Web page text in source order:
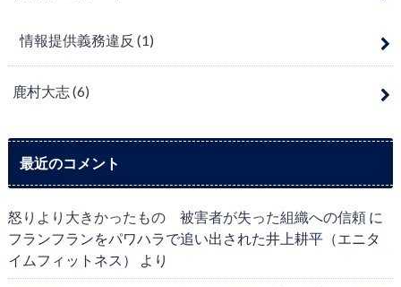
情報提供義務違反 (1)
鹿村大志(6)
最近のコメント
怒りより大きかったもの 被害者が失った組織への信頼に
フランフランをパワハラで追い出された井上耕平（エニタ
イムフィットネス）
より